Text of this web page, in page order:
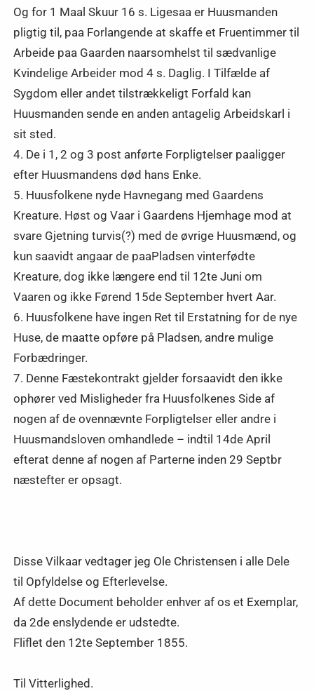
Og for 1 Maal Skuur 16 s. Ligesaa er Huusmanden
pligtig til, paa Forlangende at skaffe et Fruentimmer til
Arbeide paa Gaarden naarsomhelst til sædvanlige
Kvindelige Arbeider mod 4 s. Daglig. I Tilfælde af
Sygdom eller andet tilstrækkeligt Forfald kan
Huusmanden sende en anden antagelig Arbeidskarl i
sit sted.
4. De i 1, 2 og 3 post anførte Forpligtelser paaligger
efter Huusmandens død hans Enke.
5. Huusfolkene nyde Havnegang med Gaardens
Kreature. Høst og Vaar i Gaardens Hjemhage mod at
svare Gjetning turvis(?) med de øvrige Huusmænd, og
kun saavidt angaar de paaPladsen vinterfødte
Kreature, dog ikke længere end til 12te Juni om
Vaaren og ikke Førend 15de September hvert Aar.
6. Huusfolkene have ingen Ret til Erstatning for de nye
Huse, de maatte opføre på Pladsen, andre mulige
Forbædringer.
7. Denne Fæstekontrakt gjelder forsaavidt den ikke
ophører ved Misligheder fra Huusfolkenes Side af
nogen af de ovennævnte Forpligtelser eller andre i
Huusmandsloven omhandlede – indtil 14de April
efterat denne af nogen af Parterne inden 29 Septbr
næstefter er opsagt.
Disse Vilkaar vedtager jeg Ole Christensen i alle Dele
til Opfyldelse og Efterlevelse.
Af dette Document beholder enhver af os et Exemplar,
da 2de enslydende er udstedte.
Fliflet den 12te September 1855.
Til Vitterlighed.